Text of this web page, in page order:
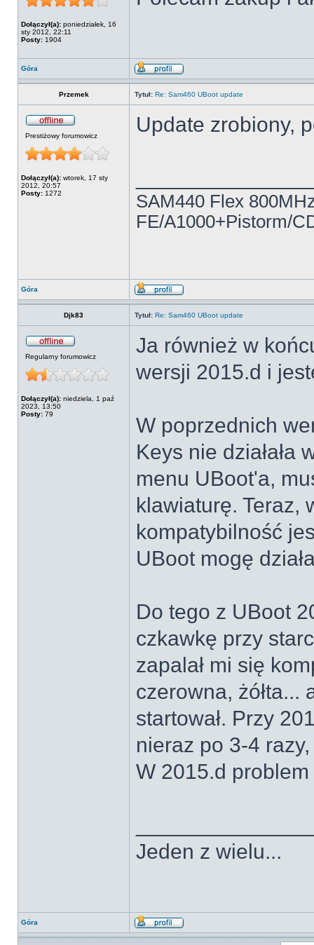
Dołączył(a): poniedziałek, 16
sty 2012, 22:11
Posty: 1904
Góra
Przemek Tytuł: Re: Sam460 UBoot update
Prestiżowy forumowicz
Dołączył(a): wtorek, 17 sty
2012, 20:57
Posty: 1272
Update zrobiony,
SAM440 Flex
FE/A1000+Pistorm/
Góra
Djk83 Tytuł: Re: Sam460 UBoot update
Regularny forumowicz
Dołączył(a): niedziela, 1 paź
2023, 13:50
Posty: 79
Ja również w
wersji 2015.d i
W poprzednich
Keys nie działała
menu UBoot'a,
klawiaturę. Teraz,
kompatybilność
UBoot mogę
Do tego z UBoot
czkawkę przy
zapalał mi się
czerowna, żółta...
startował. Przy
nieraz po 3-4
W 2015.d
Jeden z wielu...
Góra